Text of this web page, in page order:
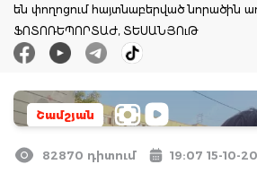
են փողոցում հայտնաբերված նորածին
ՖՈՏՈՌԵՊՈՐՏԱԺ, ՏԵՍԱՆՅՈւԹ
Շամշյան
82870 դիտում 19:07 15-10-